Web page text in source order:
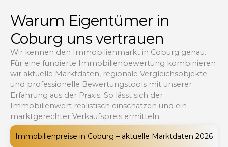
Warum Eigentümer in
Coburg uns vertrauen
Wir kennen den Immobilienmarkt in Coburg genau.
Für eine fundierte Immobilienbewertung kombinieren
wir aktuelle Marktdaten, regionale Vergleichsobjekte
und professionelle Bewertungstools mit unserer
Erfahrung aus der Praxis. So lässt sich der
Immobilienwert realistisch einschätzen und ein
marktgerechter Verkaufspreis ermitteln.
Immobilienpreise in Coburg – aktuelle Marktdaten 2026